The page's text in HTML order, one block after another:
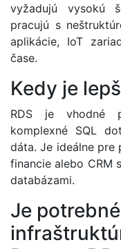
vyžadujú vysokú
pracujú s
aplikácie, IoT
čase.
Kedy je
RDS je vhodné
komplexné SQL
dáta. Je ideálne pre
financie alebo CRM
databázami.
Je